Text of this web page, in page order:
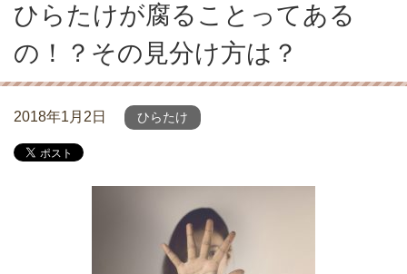
ひらたけが腐ることってある
の！？その見分け方は？
2018年1月2日 ひらたけ